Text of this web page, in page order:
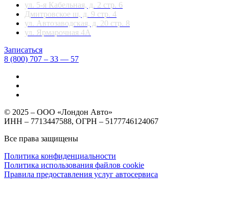
ул. 5-я Кабельная, д. 2 стр. 6
Дмитровское ш, д. 9 стр. 4
ул. Автозаводская, д. 20 стр. 8
ул. Ярмарочная 4А
Записаться
8 (800) 707 – 33 — 57
© 2025 – ООО «Лондон Авто»
ИНН – 7713447588, ОГРН – 5177746124067
Все права защищены
Политика конфиденциальности
Политика использования файлов cookie
Правила предоставления услуг автосервиса